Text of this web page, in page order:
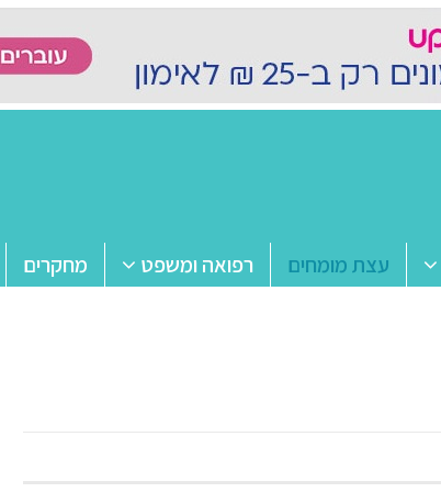
עצת מומחים רפואה ומשפט מחקרים